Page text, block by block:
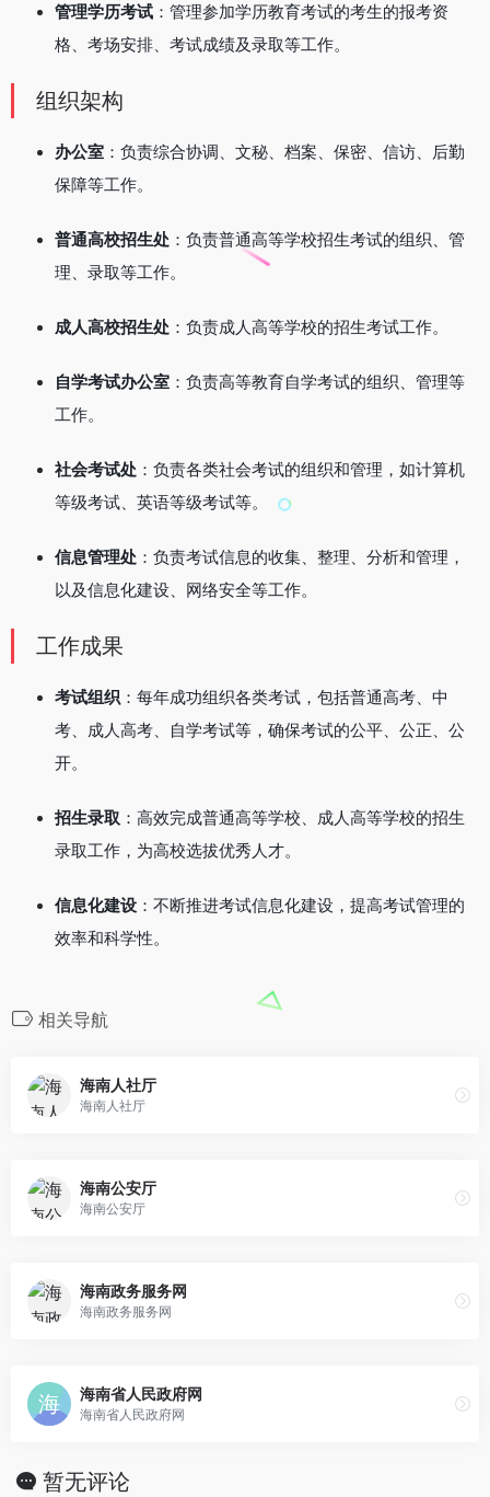
管理学历考试 ：管理参加学历教育考试的考生的报考资
格、考场安排、考试成绩及录取等工作。
组织架构
办公室 ：负责综合协调、文秘、档案、保密、信访、后勤
保障等工作。
普通高校招生处 ：负责普通高等学校招生考试的组织、管
理、录取等工作。
成人高校招生处 ：负责成人高等学校的招生考试工作。
自学考试办公室 ：负责高等教育自学考试的组织、管理等
工作。
社会考试处 ：负责各类社会考试的组织和管理，如计算机
等级考试、英语等级考试等。
信息管理处 ：负责考试信息的收集、整理、分析和管理，
以及信息化建设、网络安全等工作。
工作成果
考试组织 ：每年成功组织各类考试，包括普通高考、中
考、成人高考、自学考试等，确保考试的公平、公正、公
开。
招生录取 ：高效完成普通高等学校、成人高等学校的招生
录取工作，为高校选拔优秀人才。
信息化建设 ：不断推进考试信息化建设，提高考试管理的
效率和科学性。
相关导航
海南人社厅
海南人社厅
海南公安厅
海南公安厅
海南政务服务网
海南政务服务网
海南省人民政府网
海南省人民政府网
暂无评论